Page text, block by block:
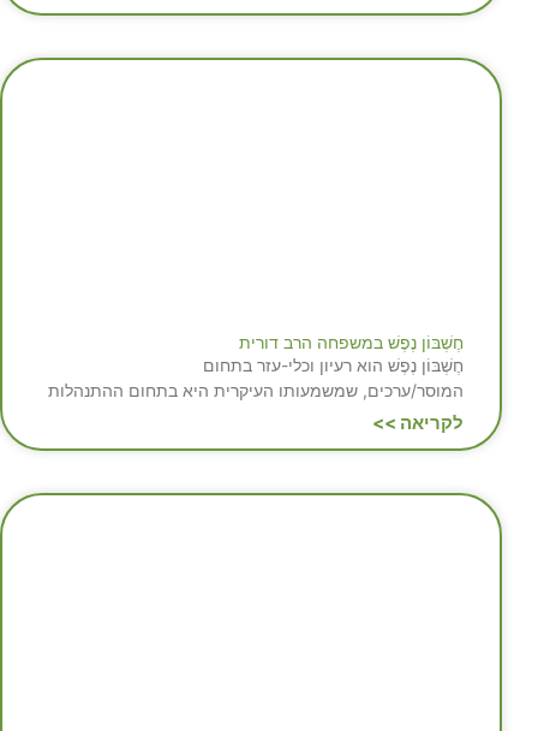
חֶשְׁבּוֹן נֶפֶשׁ במשפחה הרב דורית
חֶשְׁבּוֹן נֶפֶשׁ הוא רעיון וכלי-עזר בתחום
המוסר/ערכים, שמשמעותו העיקרית היא בתחום ההתנהלות
לקריאה >>